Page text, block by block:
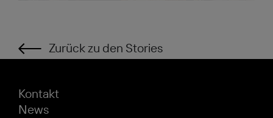
Zurück zu den Stories
Kontakt
News